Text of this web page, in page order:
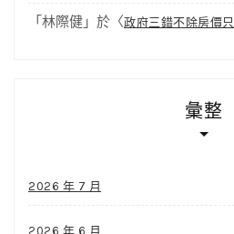
「 林際健 」於〈政府三錯不除房價
彙整
2026 年 7 月
2026 年 6 月